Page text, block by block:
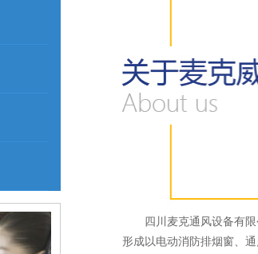
四川麦克通风设备有限
形成以电动消防排烟窗、